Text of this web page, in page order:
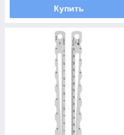
Купить